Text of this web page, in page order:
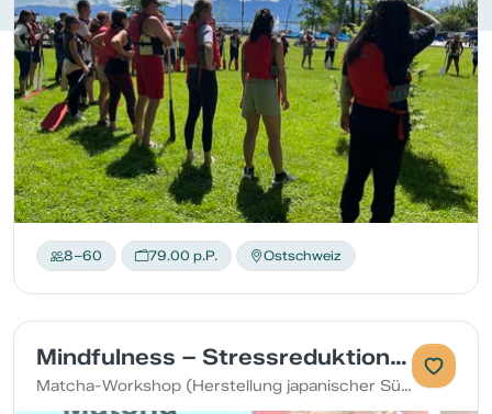
8–60 79.00 p.P. Ostschweiz
Mindfulness – Stressreduktion mit Teezeremonie
Matcha-Workshop (Herstellung japanischer Süssigkeiten, Meditation und Teezeremonie)